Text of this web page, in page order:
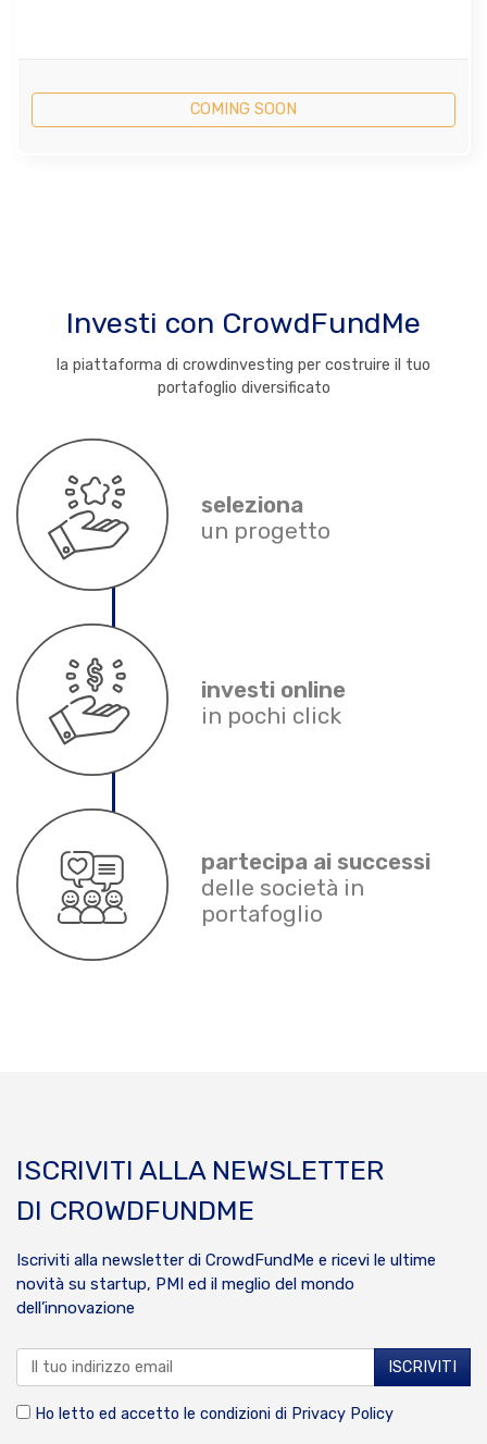
COMING SOON
Investi con CrowdFundMe
la piattaforma di crowdinvesting per costruire il tuo
portafoglio diversificato
seleziona
un progetto
investi online
in pochi click
partecipa ai successi
delle società in
portafoglio
ISCRIVITI ALLA NEWSLETTER
DI CROWDFUNDME
Iscriviti alla newsletter di CrowdFundMe e ricevi le ultime
novità su startup, PMI ed il meglio del mondo
dell’innovazione
Ho letto ed accetto le condizioni di Privacy Policy